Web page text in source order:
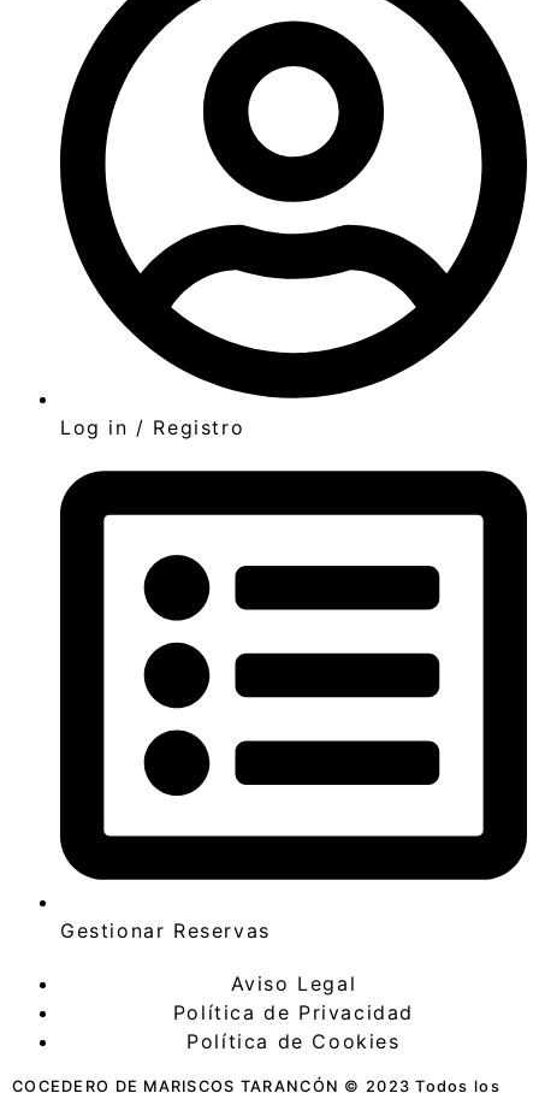
Log in / Registro
Gestionar Reservas
Aviso Legal
Política de Privacidad
Política de Cookies
COCEDERO DE MARISCOS TARANCÓN © 2023 Todos los